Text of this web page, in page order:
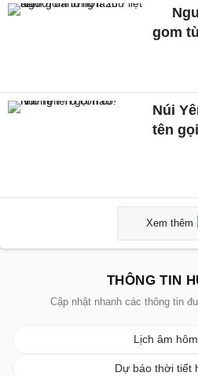
gom
Núi
tên
Xem thêm
THÔNG TIN
Cập nhật nhanh các thông tin
Lịch âm
Dự báo thời tiết